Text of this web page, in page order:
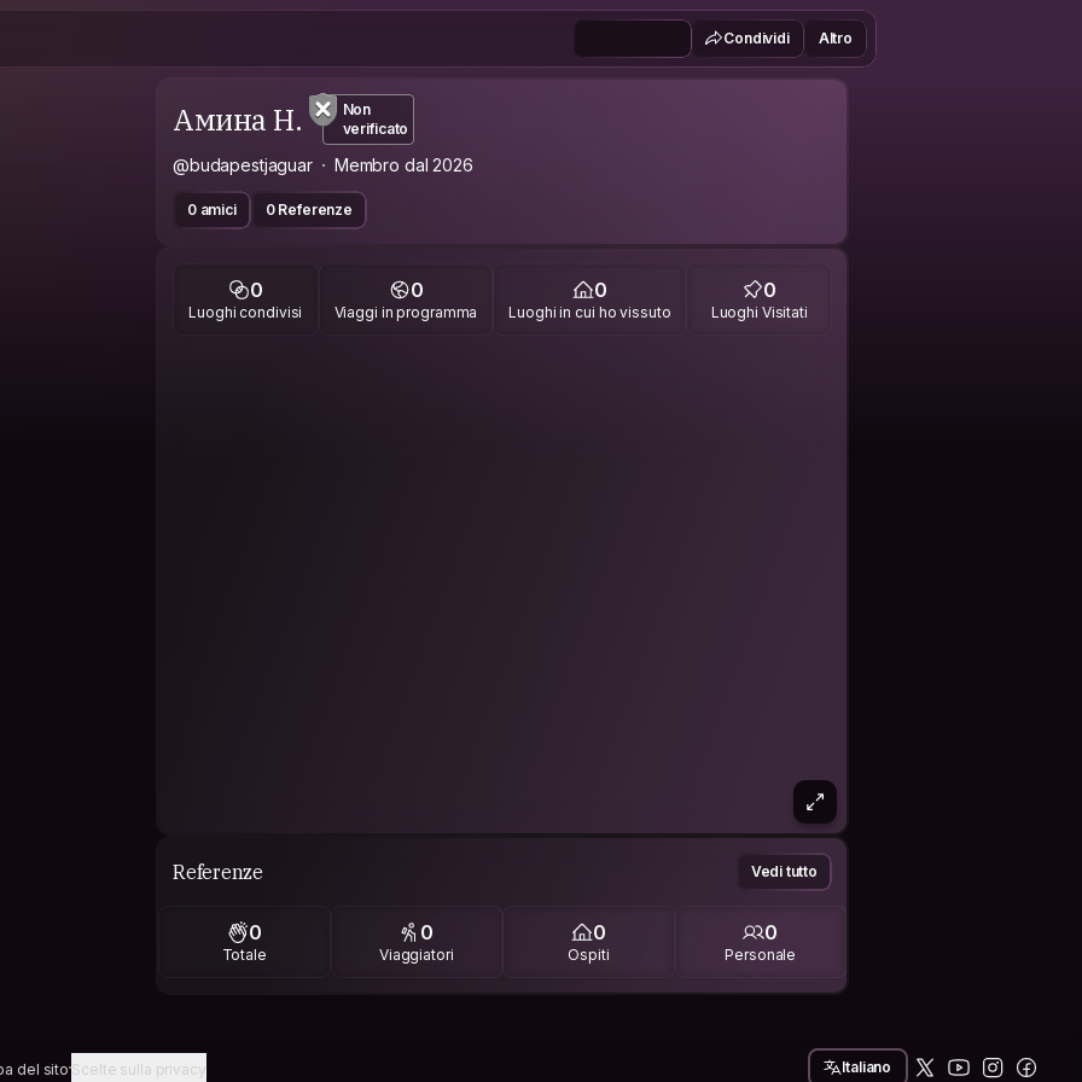
Condividi Altro
Амина Н.
Non
verificato
@budapestjaguar Membro dal 2026
0 amici 0 Referenze
0
Luoghi condivisi
0
Viaggi in programma
0
Luoghi in cui ho vissuto
0
Luoghi Visitati
Referenze Vedi tutto
0
Totale
0
Viaggiatori
0
Ospiti
0
Personale
del sitoScelte sulla privacy Italiano